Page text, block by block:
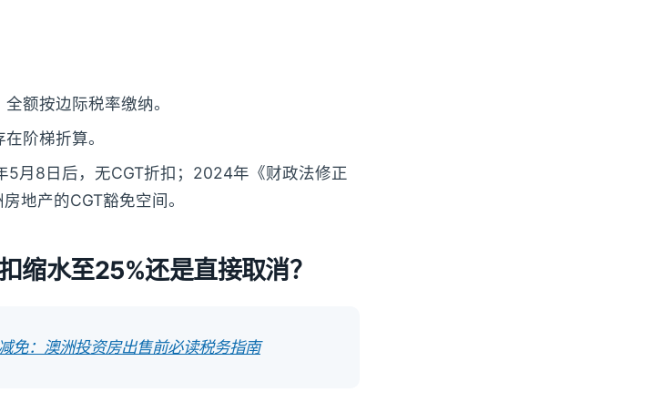
额按边际税率缴纳。
阶梯折算。
5月8日后，无CGT折扣；2024年《财政法修正
地产的CGT豁免空间。
缩水至25%还是直接取消？
免：澳洲投资房出售前必读税务指南